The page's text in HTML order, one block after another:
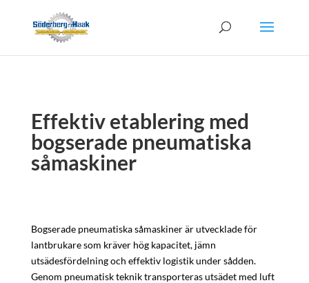
Effektiv etablering med
bogserade pneumatiska
såmaskiner
Bogserade pneumatiska såmaskiner är utvecklade för
lantbrukare som kräver hög kapacitet, jämn
utsädesfördelning och effektiv logistik under sådden.
Genom pneumatisk teknik transporteras utsädet med luft